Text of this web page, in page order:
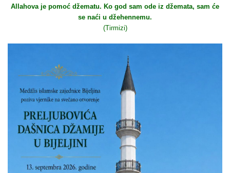
Allahova je pomoć džematu. Ko god sam ode iz džemata, sam će
se naći u džehennemu.
(Tirmizi)